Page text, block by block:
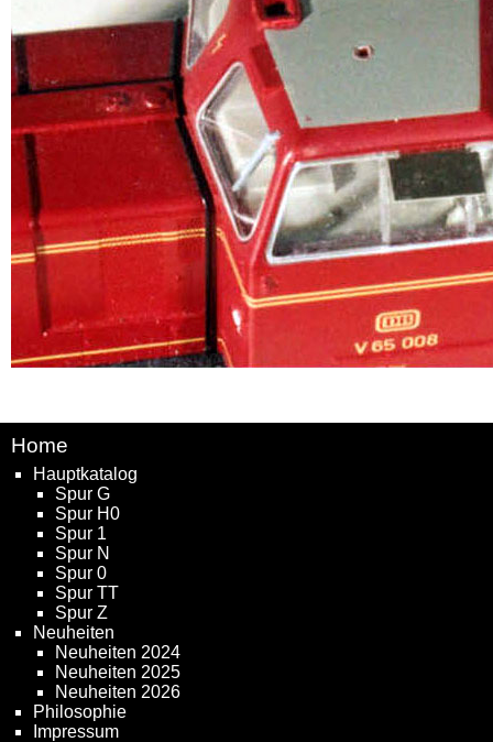
Home
Hauptkatalog
Spur G
Spur H0
Spur 1
Spur N
Spur 0
Spur TT
Spur Z
Neuheiten
Neuheiten 2024
Neuheiten 2025
Neuheiten 2026
Philosophie
Impressum